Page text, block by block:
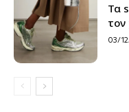
Τα
τον
03/